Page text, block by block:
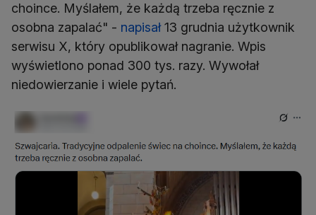
choince. Myślałem, że każdą trzeba ręcznie z
osobna zapalać" - napisał13 grudnia użytkownik
serwisu X, który opublikował nagranie. Wpis
wyświetlono ponad 300 tys. razy. Wywołał
niedowierzanie i wiele pytań.